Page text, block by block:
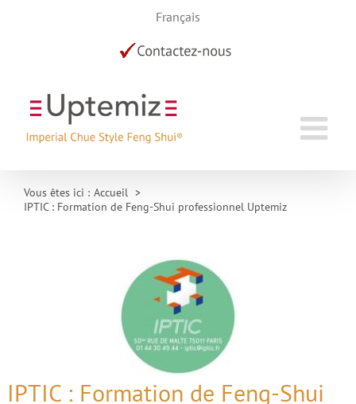
Français
Vous êtes ici : Accueil
IPTIC : Formation de Feng-Shui professionnel Uptemiz
IPTIC : Formation de Feng-Shui